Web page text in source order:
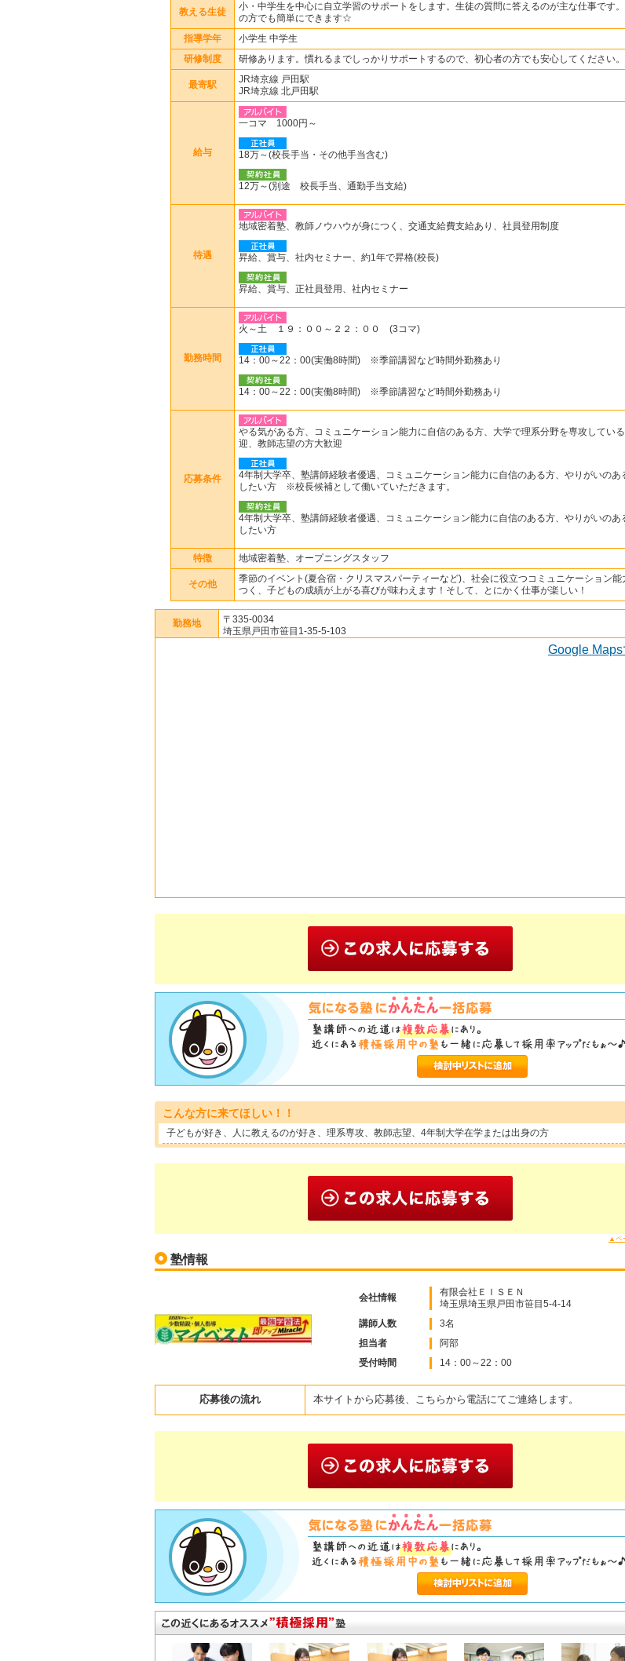
教える生徒
小・中学生を中心に自立学習のサポートをします。生徒の質問に答えるのが主な仕事です
の方でも簡単にできます☆
指導学年 小学生 中学生
研修制度 研修あります。慣れるまでしっかりサポートするので、初心者の方でも安心してください。
最寄駅
JR埼京線 戸田駅
JR埼京線 北戸田駅
給与
一コマ 1000円～
18万～(校長手当・その他手当含む)
12万～(別途 校長手当、通勤手当支給)
待遇
地域密着塾、教師ノウハウが身につく、交通支給費支給あり、社員登用制度
昇給、賞与、社内セミナー、約1年で昇格(校長)
昇給、賞与、正社員登用、社内セミナー
勤務時間
火～土 １９：００～２２：００ (3コ
14：00～22：00(実働8時間) ※季節講習など時間外勤務あり
14：00～22：00(実働8時間) ※季節講習など時間外勤務あり
応募条件
やる気がある方、コミュニケーション能力に自信のある方、大学で理系分野を専攻してい
迎、教師志望の方大歓迎
4年制大学卒、塾講師経験者優遇、コミュニケーション能力に自信のある方、やりがいのあ
したい方 ※校長候補として働いていただきます。
4年制大学卒、塾講師経験者優遇、コミュニケーション能力に自信のある方、やりがいのあ
したい方
特徴 地域密着塾、オープニングスタッフ
その他
季節のイベント(夏合宿・クリスマスパーティーなど)、社会に役立つコミュニケーション能
つく、子どもの成績が上がる喜びが味わえます！そして、とにかく仕事が楽しい！
勤務地
〒335-0034
埼玉県戸田市笹目1-35-5-103
Google Maps
こんな方に来てほしい！！
子どもが好き、人に教えるのが好き、理系専攻、教師志望、4年制大学在学または出身の方
▲ペ
塾情報
会社情報
有限会社ＥＩＳＥＮ
埼玉県埼玉県戸田市笹目5-4-14
講師人数 3名
担当者 阿部
受付時間 14：00～22：00
応募後の流れ 本サイトから応募後、こちらから電話にてご連絡します。